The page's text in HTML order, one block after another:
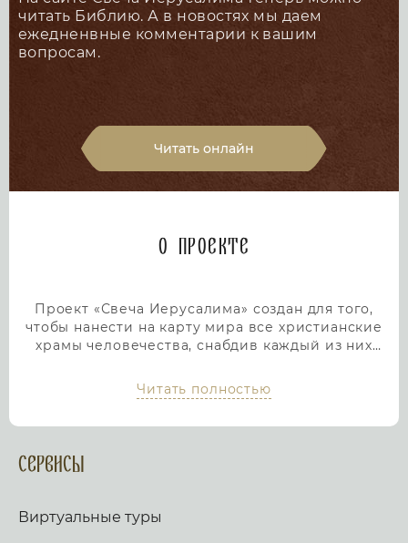
читать Библию. А в новостях мы даем
ежедненвные комментарии к вашим
вопросам.
Читать онлайн
О проекте
Проект «Свеча Иерусалима» создан для того,
чтобы нанести на карту мира все христианские
храмы человечества, снабдив каждый из них
мы дадим людям возможность посетить любой
храм или дольмен не выходя из дома, просто
помощь в возжжения свечей за здравие и
упокой в христианских храмах Иерусалима и
вопросом. Письма помещаются в Стену Плача,
Читать полностью
Сервисы
Виртуальные туры